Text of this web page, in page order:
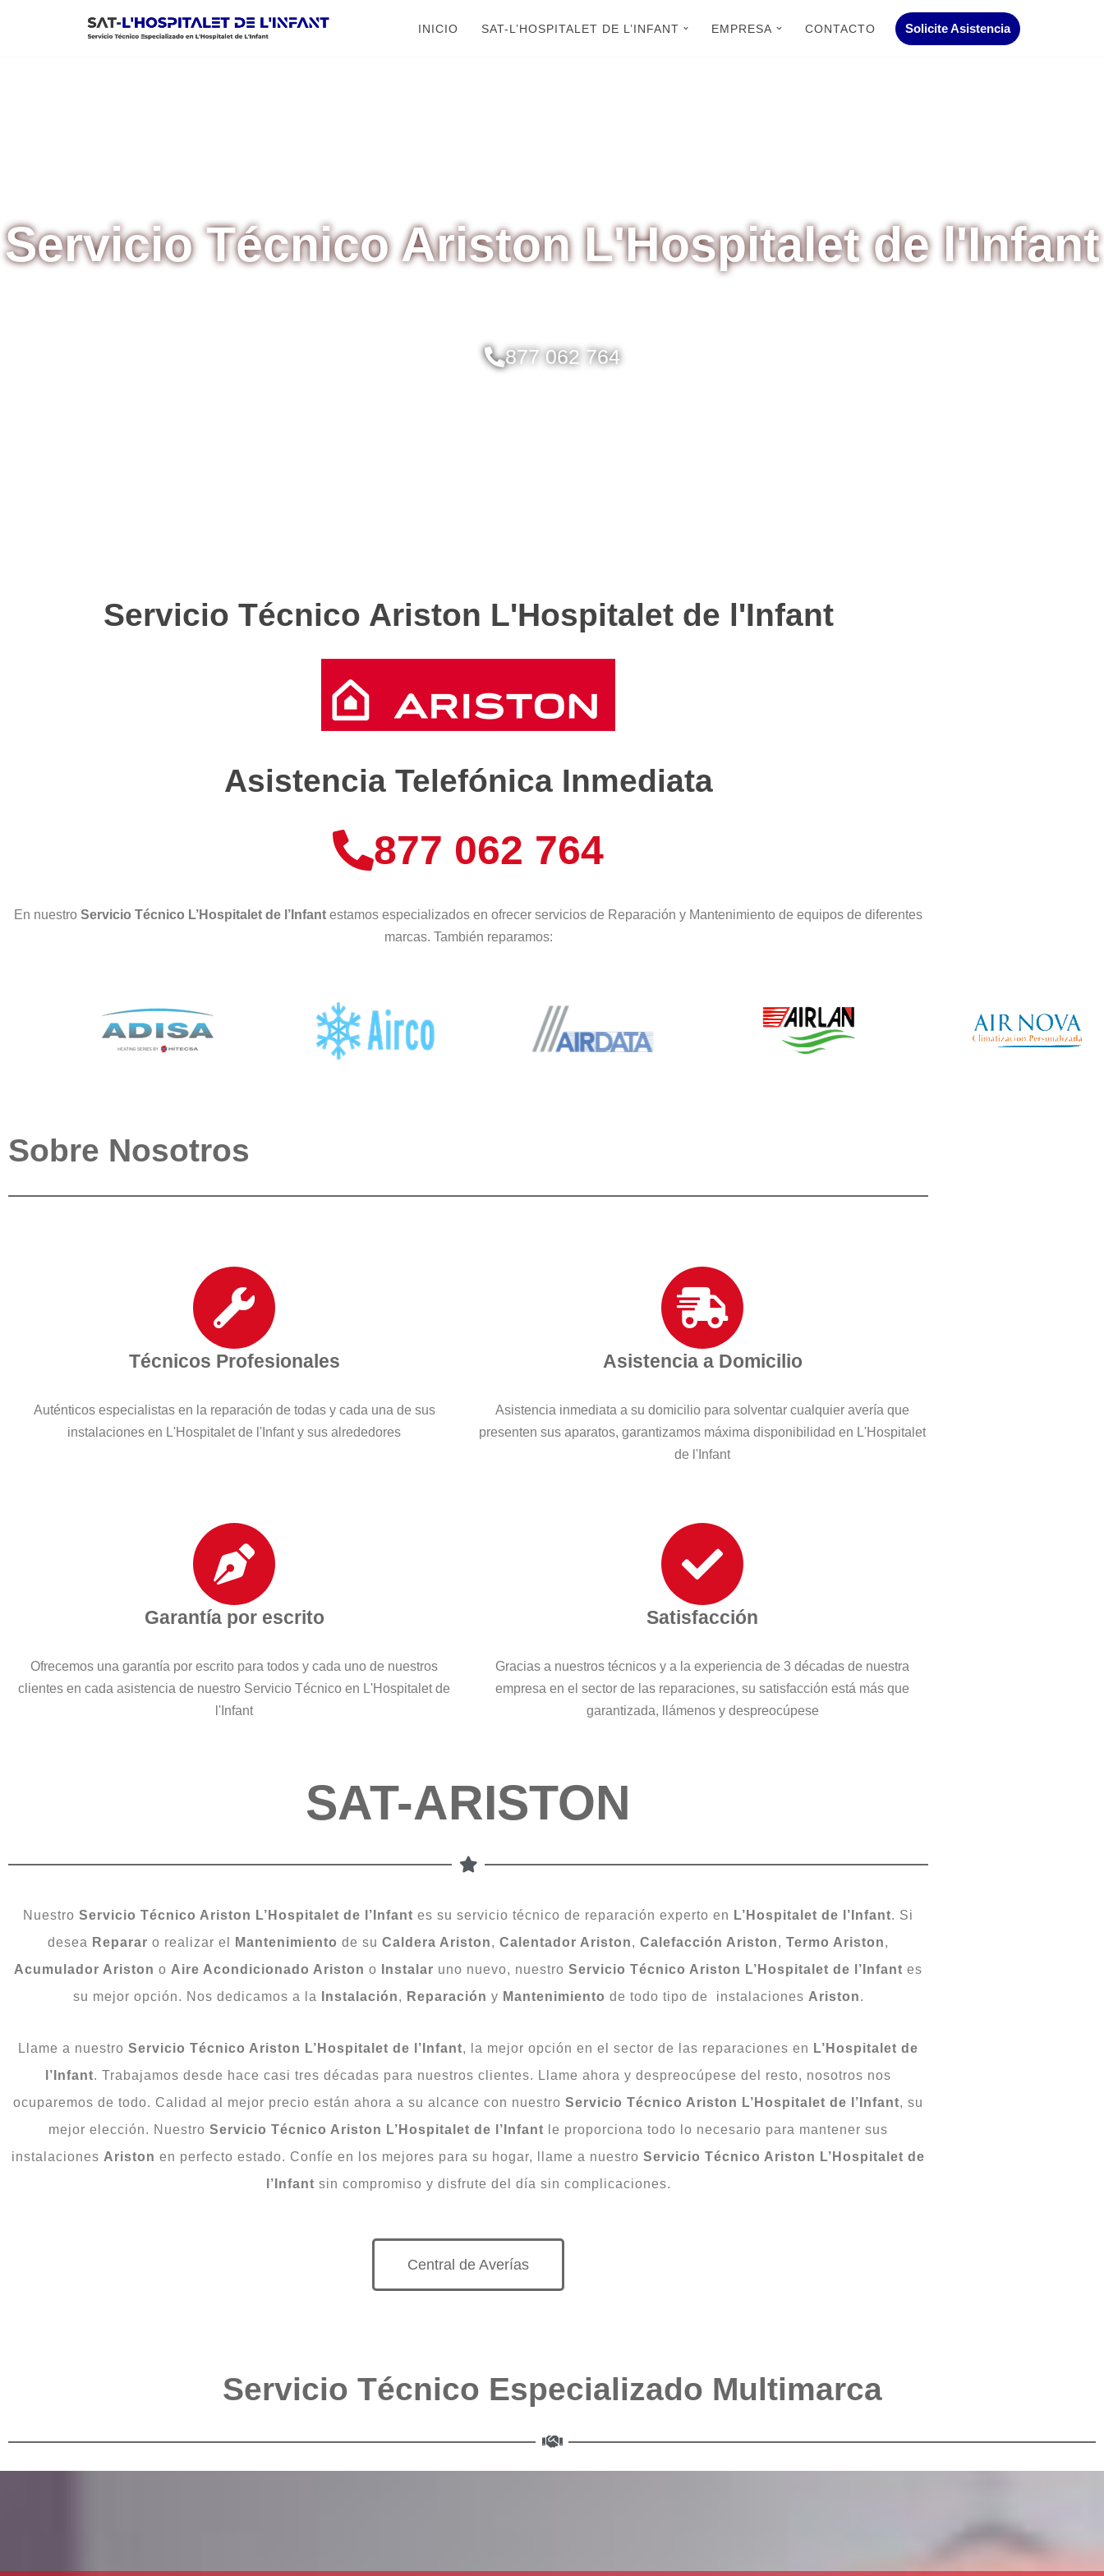
INICIO SAT-L’HOSPITALET DE L’INFANT EMPRESA CONTACTO Solicite Asistencia
Servicio Técnico Ariston L'Hospitalet de l'Infant
877 062 764
Servicio Técnico Ariston L'Hospitalet de l'Infant
Asistencia Telefónica Inmediata
877 062 764
En nuestro Servicio Técnico L’Hospitalet de l’Infant estamos especializados en ofrecer servicios de Reparación y Mantenimiento de equipos de diferentes
marcas. También reparamos:
Sobre Nosotros
Técnicos Profesionales
Auténticos especialistas en la reparación de todas y cada una de sus
instalaciones en L'Hospitalet de l'Infant y sus alrededores
Asistencia a Domicilio
Asistencia inmediata a su domicilio para solventar cualquier avería que
presenten sus aparatos, garantizamos máxima disponibilidad en L'Hospitalet
de l'Infant
Garantía por escrito
Ofrecemos una garantía por escrito para todos y cada uno de nuestros
clientes en cada asistencia de nuestro Servicio Técnico en L'Hospitalet de
l'Infant
Satisfacción
Gracias a nuestros técnicos y a la experiencia de 3 décadas de nuestra
empresa en el sector de las reparaciones, su satisfacción está más que
garantizada, llámenos y despreocúpese
SAT-ARISTON
Nuestro Servicio Técnico Ariston L’Hospitalet de l’Infant es su servicio técnico de reparación experto en L’Hospitalet de l’Infant. Si
desea Reparar o realizar el Mantenimiento de su Caldera Ariston, Calentador Ariston, Calefacción Ariston, Termo Ariston,
Acumulador Ariston o Aire Acondicionado Ariston o Instalar uno nuevo, nuestro Servicio Técnico Ariston L’Hospitalet de l’Infant es
su mejor opción. Nos dedicamos a la
Instalación, Reparación y Mantenimiento de todo tipo de instalaciones Ariston.
Llame a nuestro Servicio Técnico Ariston L’Hospitalet de l’Infant, la mejor opción en el sector de las reparaciones en L’Hospitalet de
l’Infant. Trabajamos desde hace casi tres décadas para nuestros clientes. Llame ahora y despreocúpese del resto, nosotros nos
ocuparemos de todo. Calidad al mejor precio están ahora a su alcance con nuestro Servicio Técnico Ariston L’Hospitalet de l’Infant, su
mejor elección. Nuestro Servicio Técnico Ariston L’Hospitalet de l’Infant le proporciona todo lo necesario para mantener sus
instalaciones Ariston en perfecto estado. Confíe en los mejores para su hogar, llame a nuestro Servicio Técnico Ariston L’Hospitalet de
l’Infant sin compromiso y disfrute del día sin complicaciones.
Central de Averías
Servicio Técnico Especializado Multimarca